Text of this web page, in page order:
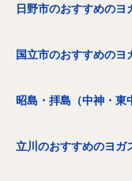
日野市のおすすめのヨ
国立市のおすすめのヨ
昭島・拝島（中神・東
立川のおすすめのヨガ